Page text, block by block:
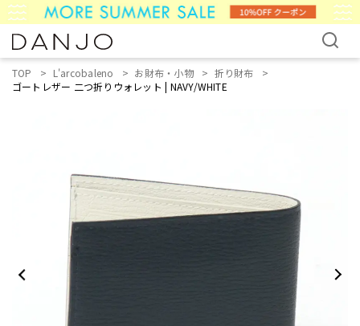
TOP L'arcobaleno お財布・小物
折り財布
ゴートレザー 二つ折りウォレット | NAVY/WHITE